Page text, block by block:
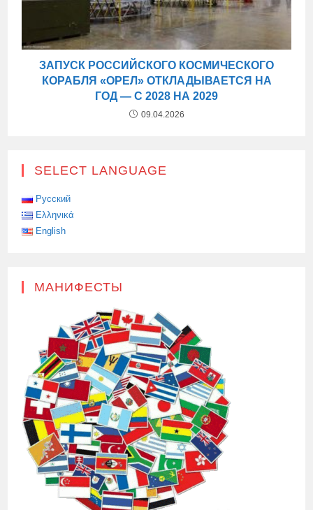
ЗАПУСК РОССИЙСКОГО КОСМИЧЕСКОГО
КОРАБЛЯ «ОРЕЛ» ОТКЛАДЫВАЕТСЯ НА
ГОД — С 2028 НА 2029
09.04.2026
SELECT LANGUAGE
Русский
Ελληνικά
English
МАНИФЕСТЫ